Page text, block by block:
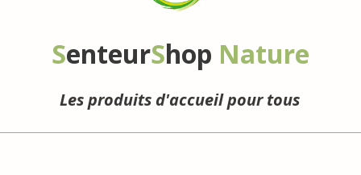
SenteurShop Nature
Les produits d'accueil pour tous